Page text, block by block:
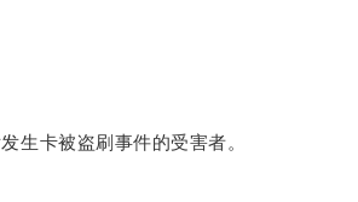
生卡被盗刷事件的受害者。